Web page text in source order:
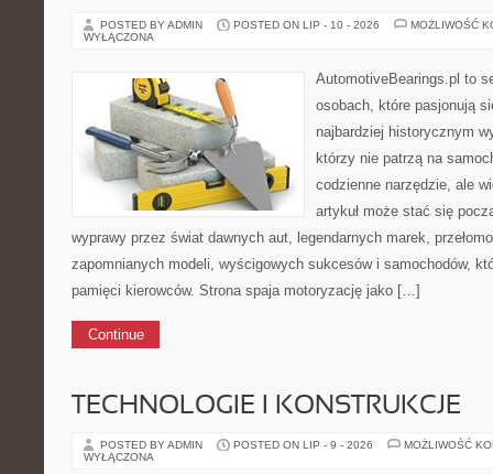
POSTED BY ADMIN POSTED ON LIP - 10 - 2026
MOŻLIWOŚĆ
WYŁĄCZONA
AutomotiveBearings.pl to
osobach, które pasjonują
najbardziej historycznym
którzy nie patrzą na
codzienne narzędzie, ale
artykuł może stać się
wyprawy przez świat dawnych aut, legendarnych marek,
zapomnianych modeli, wyścigowych sukcesów i samochodów,
pamięci kierowców. Strona spaja motoryzację jako […]
Continue
TECHNOLOGIE I KONSTRUKCJE
POSTED BY ADMIN POSTED ON LIP - 9 - 2026
MOŻLIWOŚĆ
WYŁĄCZONA